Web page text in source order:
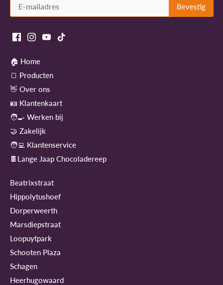
🏠 Home
🍞 Producten
👋 Over ons
🪪 Klantenkaart
🧑‍🍳 Werken bij
🤝 Zakelijk
🧑‍💻 Klantenservice
🍫Lange Jaap Chocoladereep
Beatrixstraat
Hippolytushoef
Dorperweerth
Marsdiepstraat
Loopuytpark
Schooten Plaza
Schagen
Heerhugowaard